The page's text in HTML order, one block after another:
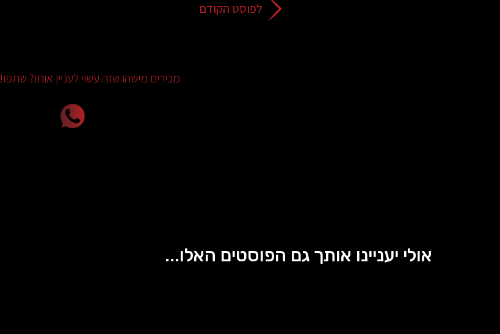
לפוסט הקודם
מכירים מישהו שזה עשוי לעניין אותו? שתפו!
אולי יעניינו אותך גם הפוסטים האלו...